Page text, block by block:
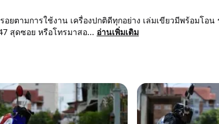
อยตามการใช้งาน เครื่องปกติดีทุกอย่าง เล่มเขียวมีพร้อมโอ
สุดซอย หรือโทรมาสอ... อ่านเพิ่มเติม